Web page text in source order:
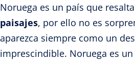
Noruega es un país que
paisajes, por ello no es
aparezca siempre como un
imprescindible. Noruega es